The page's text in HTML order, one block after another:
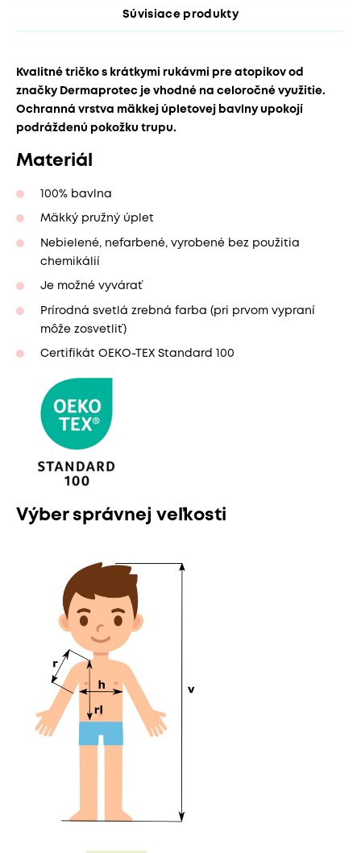
Súvisiace produkty
Kvalitné tričko s krátkymi rukávmi pre atopikov od
značky Dermaprotec je vhodné na celoročné využitie.
Ochranná vrstva mäkkej úpletovej bavlny upokojí
podráždenú pokožku trupu.
Materiál
100% bavlna
Mäkký pružný úplet
Nebielené, nefarbené, vyrobené bez použitia
chemikálií
Je možné vyvárať
Prírodná svetlá zrebná farba (pri prvom vypraní
môže zosvetliť)
Certifikát OEKO-TEX Standard 100
Výber správnej veľkosti